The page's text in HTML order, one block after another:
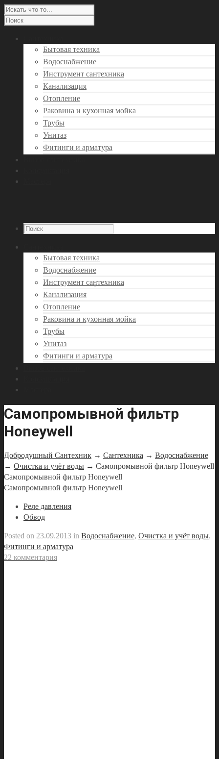
Бытовая техника
Водоснабжение
Инструмент сантехника
Канализация
Отопление
Раковина и кухонная мойка
Трубы
Унитаз
Фитинги и арматура
Бытовая техника
Водоснабжение
Инструмент сантехника
Канализация
Отопление
Раковина и кухонная мойка
Трубы
Унитаз
Фитинги и арматура
Самопромывной фильтр
Honeywell
Добродушный Сантехник → Сантехника → Водоснабжение
→ Очистка и учёт воды → Самопромывной фильтр Honeywell
Самопромывной фильтр Honeywell
Самопромывной фильтр Honeywell
Реле давления
Обвод
Posted on 23.09.2013 in Водоснабжение, Очистка и учёт воды,
Фитинги и арматура
22 комментария